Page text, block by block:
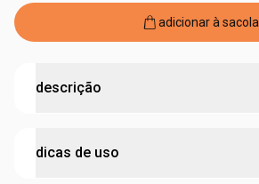
adicionar à sacola
descrição
une estilo e cuidado.
dicas de uso